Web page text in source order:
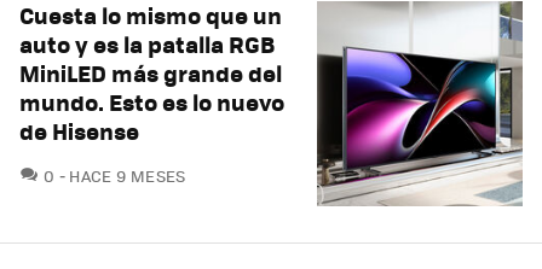
Cuesta lo mismo que un
auto y es la patalla RGB
MiniLED más grande del
mundo. Esto es lo nuevo
de Hisense
0 COMENTARIOS
HACE 9 MESES